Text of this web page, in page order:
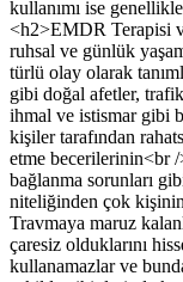
kullanımı ise
<h2>EMDR Terapisi
ruhsal ve günlük
türlü olay olarak
gibi doğal afetler,
ihmal ve istismar gibi
kişiler tarafından
etme becerilerinin<br /
bağlanma sorunları
niteliğinden çok
Travmaya maruz
çaresiz olduklarını
kullanamazlar ve